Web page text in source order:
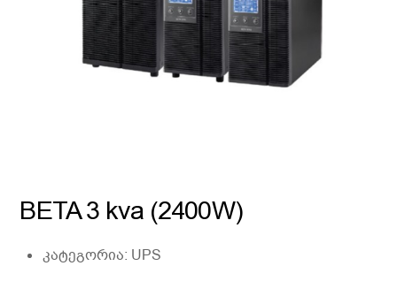
BETA 3 kva (2400W)
კატეგორია: UPS